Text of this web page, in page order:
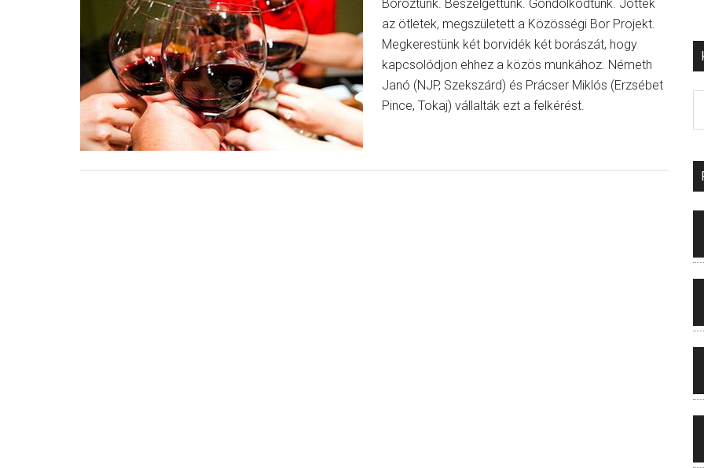
Boroztunk. Beszélgettünk. Gondolkodtunk. Jöttek
az ötletek, megszületett a Közösségi Bor Projekt.
Megkerestünk két borvidék két borászát, hogy
kapcsolódjon ehhez a közös munkához. Németh
Janó (NJP, Szekszárd) és Prácser Miklós (Erzsébet
Pince, Tokaj) vállalták ezt a felkérést.